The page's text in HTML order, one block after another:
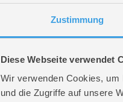
Zustimmung
Diese Webseite verwendet
Wir verwenden Cookies,
und die Zugriffe auf unsere
grau ,
Länge
Breite